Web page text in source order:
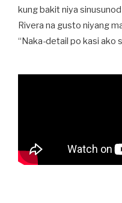
kung bakit niya
Rivera na gusto niyang
“Naka-detail po kasi ako